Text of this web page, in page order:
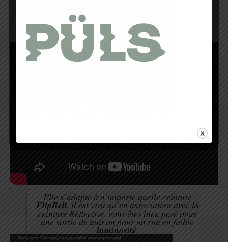
vu. Un fois clipsée à votre ceinture, devant,
derrière, où vous le souhaitez, elle ne bouge
plus et vous assure une véritable sécurité.
Impossible de ne pas vous apercevoir !
Elle s’adapte à n’importe quelle ceinture
FlipBelt, il est vrai qu’en association avec la
ceinture Réflective, vous êtes bien paré pour
une sortie de nuit ou pour un run en faible
luminosité.
Lecteur
Media error: Format(s) not supported or source(s) not found